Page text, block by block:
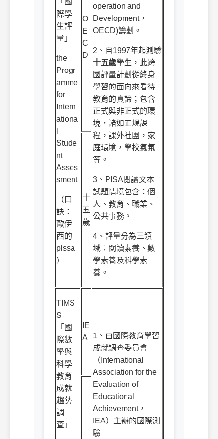
際學
生評
量」
the
Progr
amme
for
Intern
ationa
Stude
nt
Asses
sment
（口
訣：
歐伊
西的
pissa
）
O
E
C
D
operation and
Development，
OECD)籌劃。
2 、自1997年起測驗
十五歲學生，此跨
國評量計劃從終身
學習的面向來看待
教育的真諦；包含
正式與非正式的環
境，諸如正規課
程，課外社團，家
庭環境，學校氣氛
等。
3 、 PISA閱讀文本
試題情境包含：個
人、教育、職業、
公共事務。
4 、評量分為三領
域：閱讀素養、數
學素養及科學素
養。
十
五
歲
TIMS
S—
「國
際數
學與
科學
教育
成就
趨勢
調
查」
IE
A
1 、由國際教育學習
成就調查委員會
（ International
Association for the
Evaluation of
Educational
Achievement，
IEA）主辦的國際測
驗